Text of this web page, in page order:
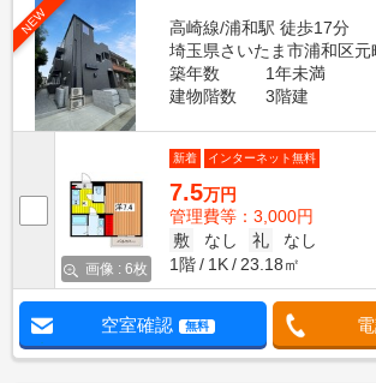
NEW
高崎線/浦和駅 徒歩17分
埼玉県さいたま市浦和区元
築年数
1年未満
建物階数
3階建
画像 : 6枚
新着 インターネット無料
7.5万円
管理費等：3,000円
敷
なし 礼
なし
1階
1K 23.18㎡
空室確認 無料